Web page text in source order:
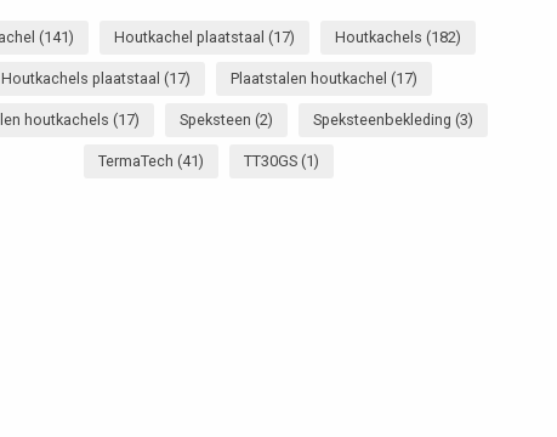
(141) Houtkachel plaatstaal (17) Houtkachels (182)
Houtkachels plaatstaal (17) Plaatstalen houtkachel (17)
houtkachels (17) Speksteen (2) Speksteenbekleding (3)
TermaTech (41) TT30GS (1)